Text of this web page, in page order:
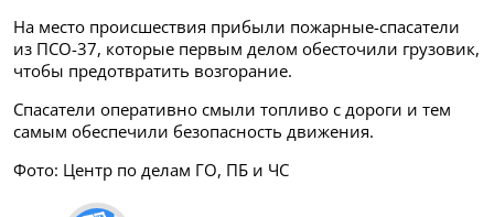
На место происшествия прибыли пожарные-спасатели
из ПСО-37, которые первым делом обесточили грузовик,
чтобы предотвратить возгорание.
Спасатели оперативно смыли топливо с дороги и тем
самым обеспечили безопасность движения.
Фото: Центр по делам ГО, ПБ и ЧС